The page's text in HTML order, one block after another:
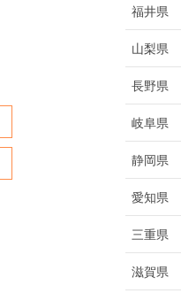
福井県
山梨県
長野県
岐阜県
静岡県
愛知県
三重県
滋賀県